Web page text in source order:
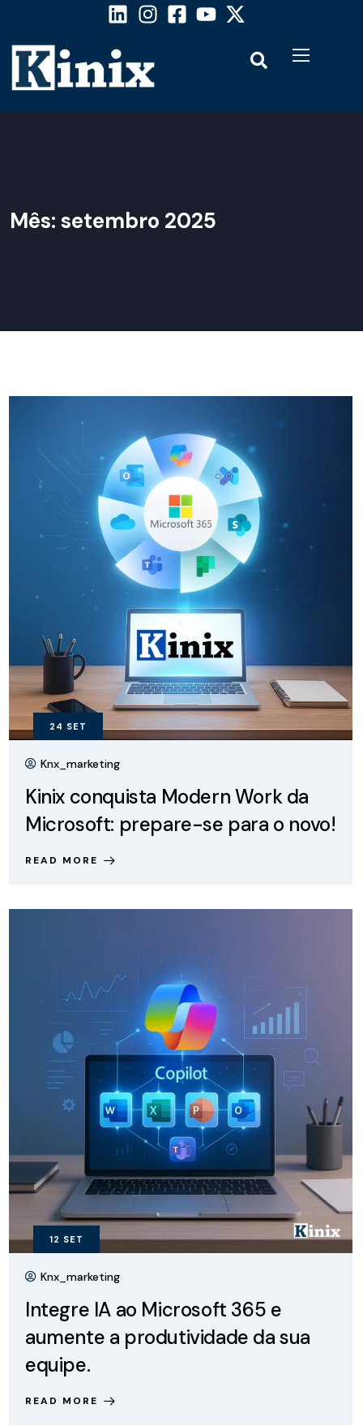
Mês: setembro 2025
24 SET
Knx_marketing
Kinix conquista Modern Work da
Microsoft: prepare-se para o novo!
READ MORE
12 SET
Knx_marketing
Integre IA ao Microsoft 365 e
aumente a produtividade da sua
equipe.
READ MORE